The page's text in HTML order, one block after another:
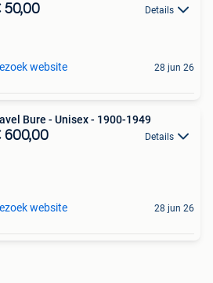
50,00 Details
website 28 jun 26
Bure - Unisex - 1900-1949
600,00 Details
website 28 jun 26